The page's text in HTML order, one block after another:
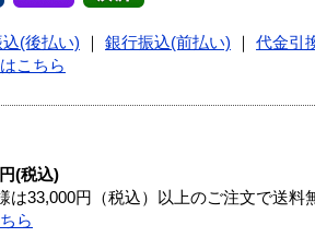
(後払い) 銀行振込(前払い) 代金引
こちら
(税込)
33,000円（税込）以上のご注文で送料
ら